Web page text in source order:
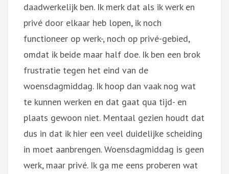
daadwerkelijk ben. Ik merk dat als ik werk en
privé door elkaar heb lopen, ik noch
functioneer op werk-, noch op privé-gebied,
omdat ik beide maar half doe. Ik ben een brok
frustratie tegen het eind van de
woensdagmiddag. Ik hoop dan vaak nog wat
te kunnen werken en dat gaat qua tijd- en
plaats gewoon niet. Mentaal gezien houdt dat
dus in dat ik hier een veel duidelijke scheiding
in moet aanbrengen. Woensdagmiddag is geen
werk, maar privé. Ik ga me eens proberen wat